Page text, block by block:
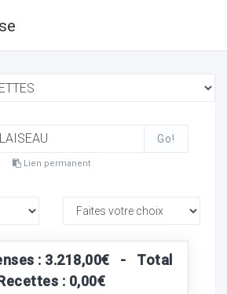
Go!
Lien permanent
: 3.218,00€ - Total
: 0,00€